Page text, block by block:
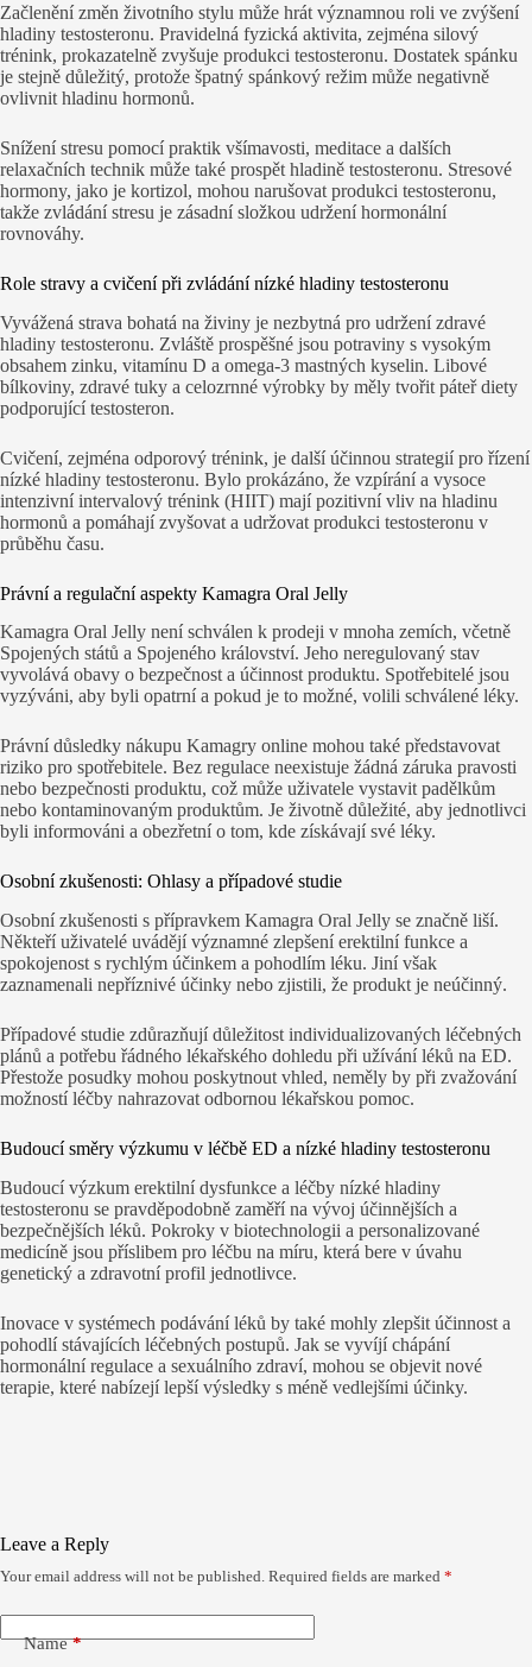
Začlenění změn životního stylu může hrát významnou roli ve zvýšení
hladiny testosteronu. Pravidelná fyzická aktivita, zejména silový
trénink, prokazatelně zvyšuje produkci testosteronu. Dostatek spánku
je stejně důležitý, protože špatný spánkový režim může negativně
ovlivnit hladinu hormonů.
Snížení stresu pomocí praktik všímavosti, meditace a dalších
relaxačních technik může také prospět hladině testosteronu. Stresové
hormony, jako je kortizol, mohou narušovat produkci testosteronu,
takže zvládání stresu je zásadní složkou udržení hormonální
rovnováhy.
Role stravy a cvičení při zvládání nízké hladiny testosteronu
Vyvážená strava bohatá na živiny je nezbytná pro udržení zdravé
hladiny testosteronu. Zvláště prospěšné jsou potraviny s vysokým
obsahem zinku, vitamínu D a omega-3 mastných kyselin. Libové
bílkoviny, zdravé tuky a celozrnné výrobky by měly tvořit páteř diety
podporující testosteron.
Cvičení, zejména odporový trénink, je další účinnou strategií pro řízení
nízké hladiny testosteronu. Bylo prokázáno, že vzpírání a vysoce
intenzivní intervalový trénink (HIIT) mají pozitivní vliv na hladinu
hormonů a pomáhají zvyšovat a udržovat produkci testosteronu v
průběhu času.
Právní a regulační aspekty Kamagra Oral Jelly
Kamagra Oral Jelly není schválen k prodeji v mnoha zemích, včetně
Spojených států a Spojeného království. Jeho neregulovaný stav
vyvolává obavy o bezpečnost a účinnost produktu. Spotřebitelé jsou
vyzýváni, aby byli opatrní a pokud je to možné, volili schválené léky.
Právní důsledky nákupu Kamagry online mohou také představovat
riziko pro spotřebitele. Bez regulace neexistuje žádná záruka pravosti
nebo bezpečnosti produktu, což může uživatele vystavit padělkům
nebo kontaminovaným produktům. Je životně důležité, aby jednotlivci
byli informováni a obezřetní o tom, kde získávají své léky.
Osobní zkušenosti: Ohlasy a případové studie
Osobní zkušenosti s přípravkem Kamagra Oral Jelly se značně liší.
Někteří uživatelé uvádějí významné zlepšení erektilní funkce a
spokojenost s rychlým účinkem a pohodlím léku. Jiní však
zaznamenali nepříznivé účinky nebo zjistili, že produkt je neúčinný.
Případové studie zdůrazňují důležitost individualizovaných léčebných
plánů a potřebu řádného lékařského dohledu při užívání léků na ED.
Přestože posudky mohou poskytnout vhled, neměly by při zvažování
možností léčby nahrazovat odbornou lékařskou pomoc.
Budoucí směry výzkumu v léčbě ED a nízké hladiny testosteronu
Budoucí výzkum erektilní dysfunkce a léčby nízké hladiny
testosteronu se pravděpodobně zaměří na vývoj účinnějších a
bezpečnějších léků. Pokroky v biotechnologii a personalizované
medicíně jsou příslibem pro léčbu na míru, která bere v úvahu
genetický a zdravotní profil jednotlivce.
Inovace v systémech podávání léků by také mohly zlepšit účinnost a
pohodlí stávajících léčebných postupů. Jak se vyvíjí chápání
hormonální regulace a sexuálního zdraví, mohou se objevit nové
terapie, které nabízejí lepší výsledky s méně vedlejšími účinky.
Leave a Reply
Your email address will not be published. Required fields are marked *
Name*